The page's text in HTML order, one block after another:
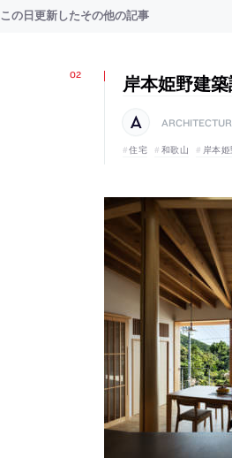
この日更新したその他の記事
岸本姫野建
住宅 和歌山 岸本